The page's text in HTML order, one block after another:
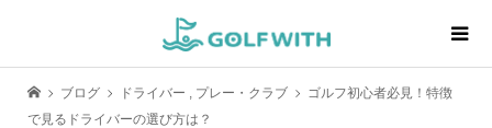
ブログ ドライバー , プレー・クラブ
ゴルフ初心者必見！特徴
で見るドライバーの選び方は？